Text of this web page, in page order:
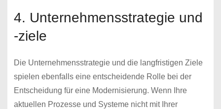
4. Unternehmensstrategie und
-ziele
Die Unternehmensstrategie und die langfristigen Ziele
spielen ebenfalls eine entscheidende Rolle bei der
Entscheidung für eine Modernisierung. Wenn Ihre
aktuellen Prozesse und Systeme nicht mit Ihrer